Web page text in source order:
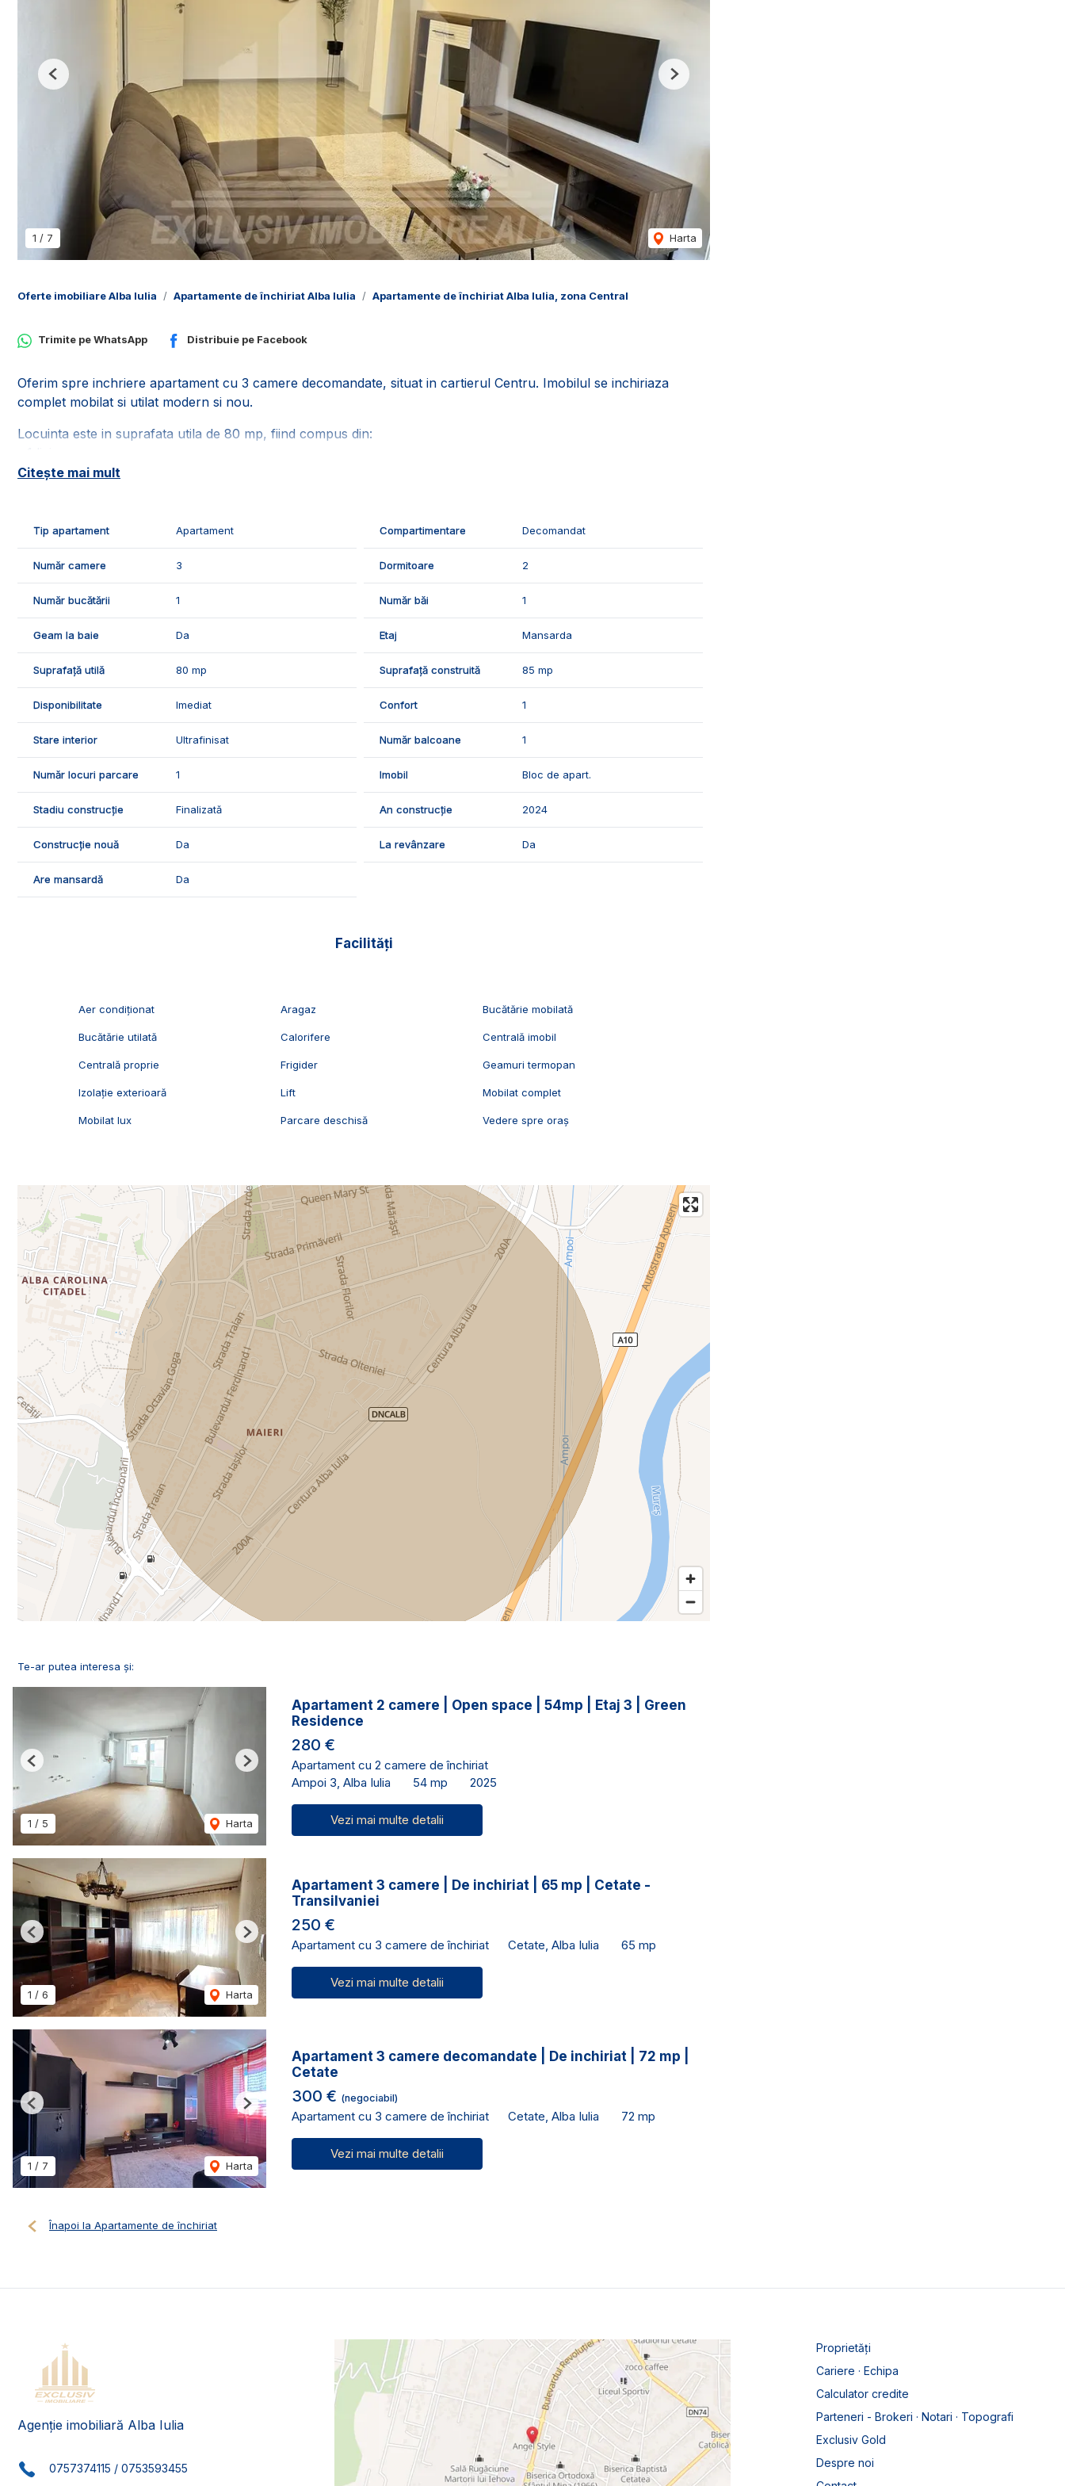
1 / 7 Harta
Previous Next
Oferte imobiliare Alba Iulia Apartamente de închiriat Alba Iulia Apartamente de închiriat Alba Iulia, zona Central
Trimite peWhatsApp Distribuie pe Facebook
Oferim spre inchriere apartament cu 3 camere decomandate, situat in cartierul Centru. Imobilul se inchiriaza
complet mobilat si utilat modern si nou.
Locuinta este in suprafata utila de 80 mp, fiind compus din:
- 1 bucatarie;
- 1 hol;
- 1 balcon;
- 1 loc parcare.
Confortul termic este asigurat de centrala termica proprie, geamurile termopan, usa metalica, aer conditionat.
Pentru mai multe detalii sau pentru programarea unei vizionari, suntem disponibili pentru dumneavostra, Echipa
Exclusiv Imobiliare Alba!
Citește mai mult
Tip apartament Apartament Compartimentare Decomandat
Număr camere 3 Dormitoare 2
Număr bucătării 1 Număr băi 1
Geam la baie Da Etaj Mansarda
Suprafață utilă 80 mp Suprafață construită 85 mp
Disponibilitate Imediat Confort 1
Stare interior Ultrafinisat Număr balcoane 1
Număr locuri parcare 1 Imobil Bloc de apart.
Stadiu construcție Finalizată An construcție 2024
Construcție nouă Da La revânzare Da
Are mansardă Da
Facilități
Aer condiționat Aragaz Bucătărie mobilată
Bucătărie utilată Calorifere Centrală imobil
Centrală proprie Frigider Geamuri termopan
Izolație exterioară Lift Mobilat complet
Mobilat lux Parcare deschisă Vedere spre oraș
Te-ar putea interesa și:
1 / 5 Harta
Previous Next
Apartament 2 camere | Open space | 54mp | Etaj 3 | Green
Residence
280 €
Apartament cu 2 camere de închiriat
Ampoi 3, Alba Iulia
54 mp 2025
Vezi mai multe detalii
1 / 6 Harta
Previous Next
Apartament 3 camere | De inchiriat | 65 mp | Cetate -
Transilvaniei
250 €
Apartament cu 3 camere de închiriat Cetate, Alba Iulia 65 mp
Vezi mai multe detalii
1 / 7 Harta
Previous Next
Apartament 3 camere decomandate | De inchiriat | 72 mp |
Cetate
300 € (negociabil)
Apartament cu 3 camere de închiriat Cetate, Alba Iulia 72 mp
Vezi mai multe detalii
Înapoi la Apartamente de închiriat
Agenție imobiliară Alba Iulia
0757374115 / 0753593455
Proprietăți
Cariere · Echipa
Calculator credite
Parteneri - Brokeri · Notari · Topografi
Exclusiv Gold
Despre noi